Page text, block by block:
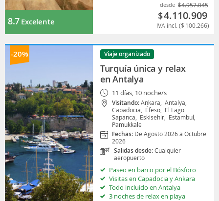
8.7Excelente
desde $4.957.045
$4.110.909
IVA incl. ($ 100.266)
-20% Viaje organizado
Turquía única y relax
en Antalya
11 días, 10 noche/s
Visitando:Ankara, Antalya,
Capadocia, Éfeso, El Lago
Sapanca, Eskisehir, Estambul,
Pamukkale
Fechas: De Agosto 2026 a Octubre
2026
Salidas desde:Cualquier
aeropuerto
Paseo en barco por el Bósforo
Visitas en Capadocia y Ankara
Todo incluido en Antalya
3 noches de relax en playa